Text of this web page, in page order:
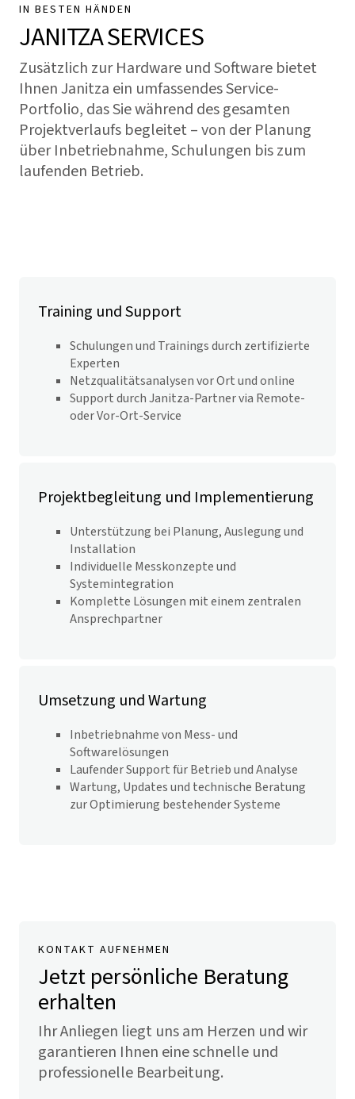
IN BESTEN HÄNDEN
JANITZA SERVICES
Zusätzlich zur Hardware und Software bietet
Ihnen Janitza ein umfassendes Service-
Portfolio, das Sie während des gesamten
Projektverlaufs begleitet – von der Planung
über Inbetriebnahme, Schulungen bis zum
laufenden Betrieb.
Training und Support
Schulungen und Trainings durch zertifizierte
Experten
Netzqualitätsanalysen vor Ort und online
Support durch Janitza-Partner via Remote-
oder Vor-Ort-Service
Projektbegleitung und Implementierung
Unterstützung bei Planung, Auslegung und
Installation
Individuelle Messkonzepte und
Systemintegration
Komplette Lösungen mit einem zentralen
Ansprechpartner
Umsetzung und Wartung
Inbetriebnahme von Mess- und
Softwarelösungen
Laufender Support für Betrieb und Analyse
Wartung, Updates und technische Beratung
zur Optimierung bestehender Systeme
KONTAKT AUFNEHMEN
Jetzt persönliche Beratung
erhalten
Ihr Anliegen liegt uns am Herzen und wir
garantieren Ihnen eine schnelle und
professionelle Bearbeitung.